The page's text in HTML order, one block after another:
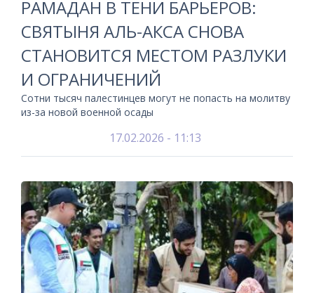
РАМАДАН В ТЕНИ БАРЬЕРОВ:
СВЯТЫНЯ АЛЬ-АКСА СНОВА
СТАНОВИТСЯ МЕСТОМ РАЗЛУКИ
И ОГРАНИЧЕНИЙ
Сотни тысяч палестинцев могут не попасть на молитву
из-за новой военной осады
17.02.2026 - 11:13